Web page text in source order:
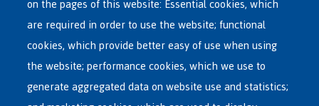
Main
menu
ASYLUM IN BELGIUM
RECEPTION CENTRES
VOLUNTARY RETURN
on the pages of this website: Essential cookies, which
are required in order to use the website; functional
cookies, which provide better easy of use when using
the website; performance cookies, which we use to
generate aggregated data on website use and statistics;